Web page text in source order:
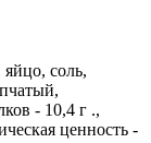
соль,
- 10,4 г .,
ценность -